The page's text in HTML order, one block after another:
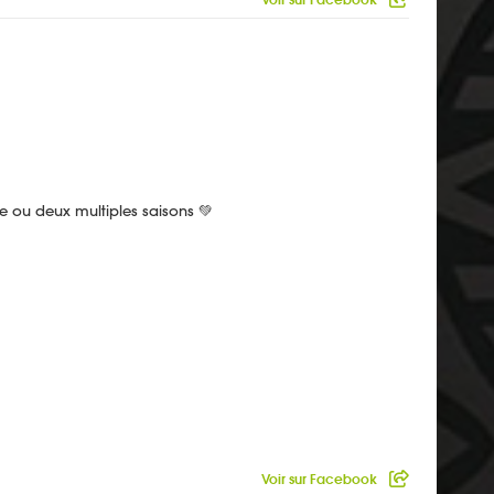
ou deux multiples saisons 💚
Voir sur Facebook